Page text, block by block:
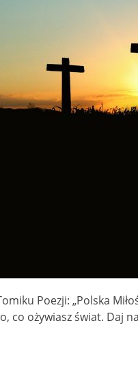
Poezji: „Polska
co ożywiasz świat. Daj